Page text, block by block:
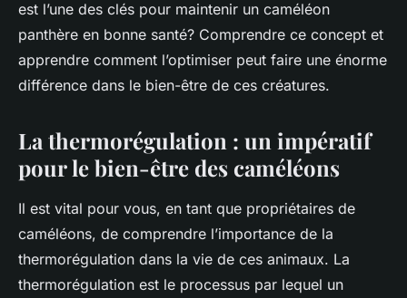
Valentin• 4 avril 2024•7 min de lecture
est l’une des clés pour maintenir un caméléon
panthère en bonne santé? Comprendre ce concept et
apprendre comment l’optimiser peut faire une énorme
différence dans le bien-être de ces créatures.
La thermorégulation : un impératif
pour le bien-être des caméléons
Il est vital pour vous, en tant que propriétaires de
caméléons, de comprendre l’importance de la
thermorégulation dans la vie de ces animaux. La
thermorégulation est le processus par lequel un